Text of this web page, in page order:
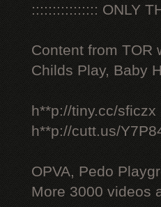
:::::::::::::::: ONLY
Content from TOR
Childs Play, Baby
h**p://tiny.cc/sficzx
h**p://cutt.us/
OPVA, Pedo
More 3000 videos